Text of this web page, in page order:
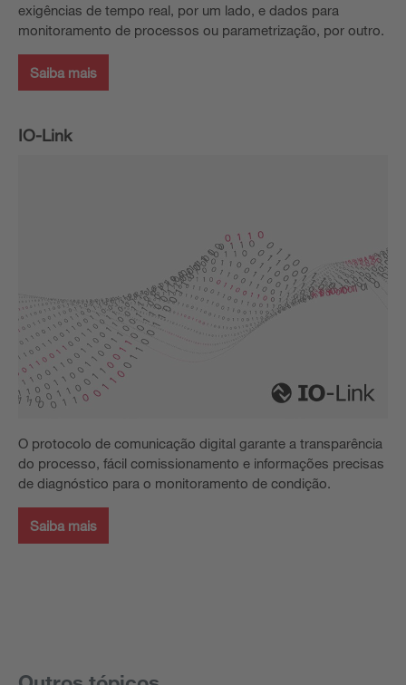
exigências de tempo real, por um lado, e dados para
monitoramento de processos ou parametrização, por outro.
Saiba mais
IO-Link
O protocolo de comunicação digital garante a transparência
do processo, fácil comissionamento e informações precisas
de diagnóstico para o monitoramento de condição.
Saiba mais